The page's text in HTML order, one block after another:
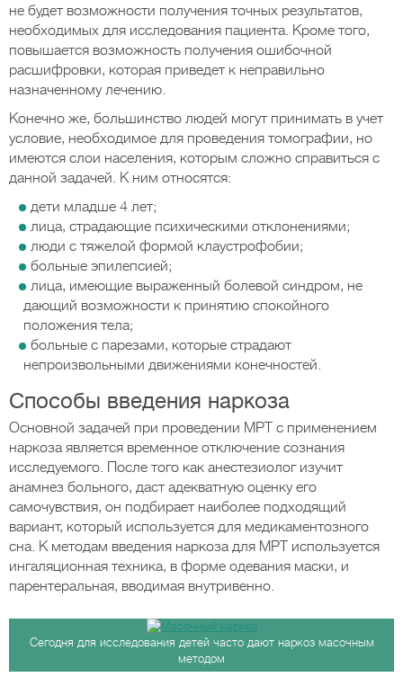
не будет возможности получения точных результатов,
необходимых для исследования пациента. Кроме того,
повышается возможность получения ошибочной
расшифровки, которая приведет к неправильно
назначенному лечению.
Конечно же, большинство людей могут принимать в учет
условие, необходимое для проведения томографии, но
имеются слои населения, которым сложно справиться с
данной задачей. К ним относятся:
дети младше 4 лет;
лица, страдающие психическими отклонениями;
люди с тяжелой формой клаустрофобии;
больные эпилепсией;
лица, имеющие выраженный болевой синдром, не
дающий возможности к принятию спокойного
положения тела;
больные с парезами, которые страдают
непроизвольными движениями конечностей.
Способы введения наркоза
Основной задачей при проведении МРТ с применением
наркоза является временное отключение сознания
исследуемого. После того как анестезиолог изучит
анамнез больного, даст адекватную оценку его
самочувствия, он подбирает наиболее подходящий
вариант, который используется для медикаментозного
сна. К методам введения наркоза для МРТ используется
ингаляционная техника, в форме одевания маски, и
парентеральная, вводимая внутривенно.
Сегодня для исследования детей часто дают наркоз масочным
методом